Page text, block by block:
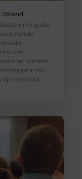
die
van
ter wereld
van
op avontuur